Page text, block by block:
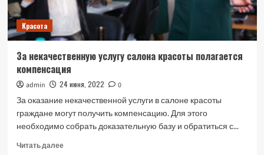
Красота
За некачественную услугу салона красоты полагается
компенсация
admin 24 июня, 2022
0
За оказание некачественной услуги в салоне красоты
граждане могут получить компенсацию. Для этого
необходимо собрать доказательную базу и обратиться с...
Читать далееПрочитать